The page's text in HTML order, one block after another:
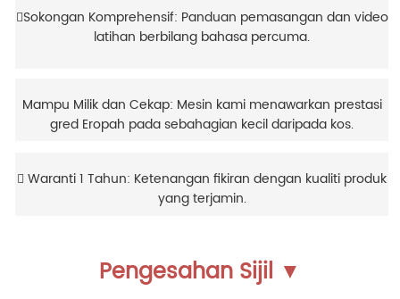
Sokongan Komprehensif: Panduan pemasangan dan video
latihan berbilang bahasa percuma.
Mampu Milik dan Cekap: Mesin kami menawarkan prestasi
gred Eropah pada sebahagian kecil daripada kos.
 Waranti 1 Tahun: Ketenangan fikiran dengan kualiti produk
yang terjamin.
Pengesahan Sijil ▼